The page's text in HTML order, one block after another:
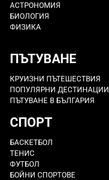
АСТРОНОМИЯ
БИОЛОГИЯ
ФИЗИКА
ПЪТУВАНЕ
КРУИЗНИ ПЪТЕШЕСТВИЯ
ПОПУЛЯРНИ ДЕСТИНАЦИИ
ПЪТУВАНЕ В БЪЛГАРИЯ
СПОРТ
БАСКЕТБОЛ
ТЕНИС
ФУТБОЛ
БОЙНИ СПОРТОВЕ